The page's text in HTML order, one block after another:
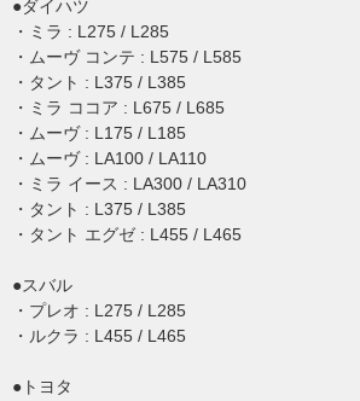
●ダイハツ
・ミラ : L275 / L285
・ムーヴ コンテ : L575 / L585
・タント : L375 / L385
・ミラ ココア : L675 / L685
・ムーヴ : L175 / L185
・ムーヴ : LA100 / LA110
・ミラ イース : LA300 / LA310
・タント : L375 / L385
・タント エグゼ : L455 / L465
●スバル
・プレオ : L275 / L285
・ルクラ : L455 / L465
●トヨタ